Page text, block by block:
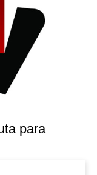
para